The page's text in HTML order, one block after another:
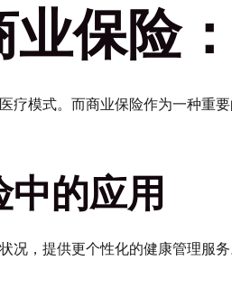
保险
疗模式。而商业保险作为一种重
的应用
况，提供更个性化的健康管理服